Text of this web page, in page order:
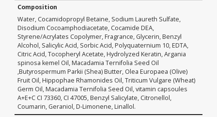
Composition
Water, Cocamidopropyl Betaine, Sodium Laureth Sulfate,
Disodium Cocoamphodiacetate, Cocamide DEA,
Styrene/Acrylates Copolymer, Fragrance, Glycerin, Benzyl
Alcohol, Salicylic Acid, Sorbic Acid, Polyquaternium 10, EDTA,
Citric Acid, Tocopheryl Acetate, Hydrolyzed Keratin, Argania
spinosa kemel Oil, Macadamia Ternifolia Seed Oil
,Butyrospermum Parkii (Shea) Butter, Olea Europaea (Olive)
Fruit Oil, Hippophae Rhamonides Oil, Triticum Vulgare (Wheat)
Germ Oil, Macadamia Ternifolia Seed Oil, vitamin capsoules
A+E+C CI 73360, CI 47005, Benzyl Salicylate, Citronellol,
Coumarin, Geraniol, D-Limonene, Linallol.